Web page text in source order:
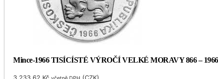
Mince-1966 TISÍCÍSTÉ VÝROČÍ VELKÉ MORAVY 866 – 1966
3,233.62 Kč (CZK)